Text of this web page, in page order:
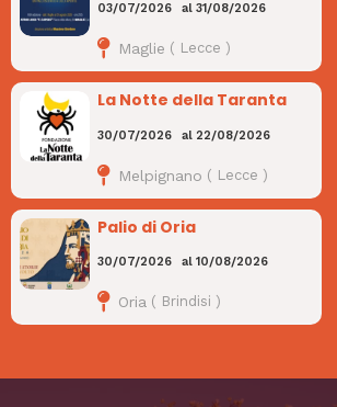
03/07/2026 al31/08/2026
Maglie ( Lecce )
La Notte della Taranta
30/07/2026 al 22/08/2026
Melpignano ( Lecce )
Palio di Oria
30/07/2026 al10/08/2026
Oria ( Brindisi )